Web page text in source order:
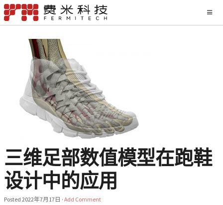
三维足部数值模型在跑鞋
设计中的应用
Posted 2022年7月17日 · Add Comment